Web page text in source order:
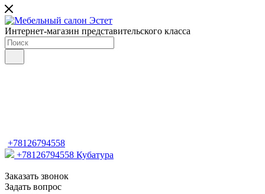
Интернет-магазин представительского класса
+78126794558
+78126794558 Кубатура
Заказать звонок
Задать вопрос